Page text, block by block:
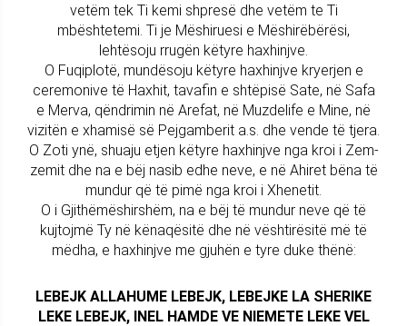
vetëm tek Ti kemi shpresë dhe vetëm te Ti
mbështetemi. Ti je Mëshiruesi e Mëshirëbërësi,
lehtësoju rrugën këtyre haxhinjve.
O Fuqiplotë, mundësoju këtyre haxhinjve kryerjen e
ceremonive të Haxhit, tavafin e shtëpisë Sate, në Safa
e Merva, qëndrimin në Arefat, në Muzdelife e Mine, në
vizitën e xhamisë së Pejgamberit a.s. dhe vende të tjera.
O Zoti ynë, shuaju etjen këtyre haxhinjve nga kroi i Zem-
zemit dhe na e bëj nasib edhe neve, e në Ahiret bëna të
mundur që të pimë nga kroi i Xhenetit.
O i Gjithëmëshirshëm, na e bëj të mundur neve që të
kujtojmë Ty në kënaqësitë dhe në vështirësitë më të
mëdha, e haxhinjve me gjuhën e tyre duke thënë:
LEBEJK ALLAHUME LEBEJK, LEBEJKE LA SHERIKE
LEKE LEBEJK, INEL HAMDE VE NIEMETE LEKE VEL